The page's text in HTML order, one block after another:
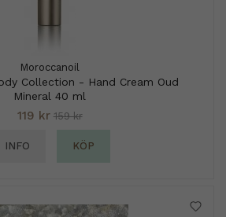
Moroccanoil
Collection - Hand Cream Oud
Mineral 40 ml
119 kr 159 kr
INFO KÖP